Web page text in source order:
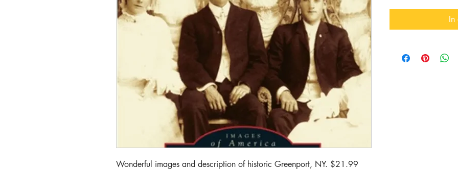
Wonderful images and description of historic Greenport, NY. $21.99
In